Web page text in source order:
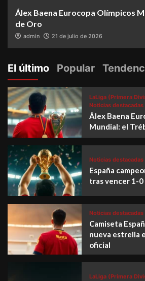
Álex Baena Eurocopa Olímpicos
de Oro
admin 21 de julio de 2026
El último Popular
LaLiga (Primera
Noticias destacadas
Álex Baena
Mundial: el
Noticias destacadas
España
tras vencer 1-
Noticias destacadas
Camiseta
nueva estrella
oficial
LaLiga (Primera